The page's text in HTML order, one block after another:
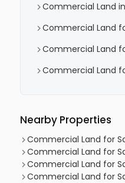
Commercial Land
Commercial Land
Commercial Land
Commercial Land
Nearby Properties
Commercial Land for
Commercial Land for
Commercial Land for
Commercial Land for